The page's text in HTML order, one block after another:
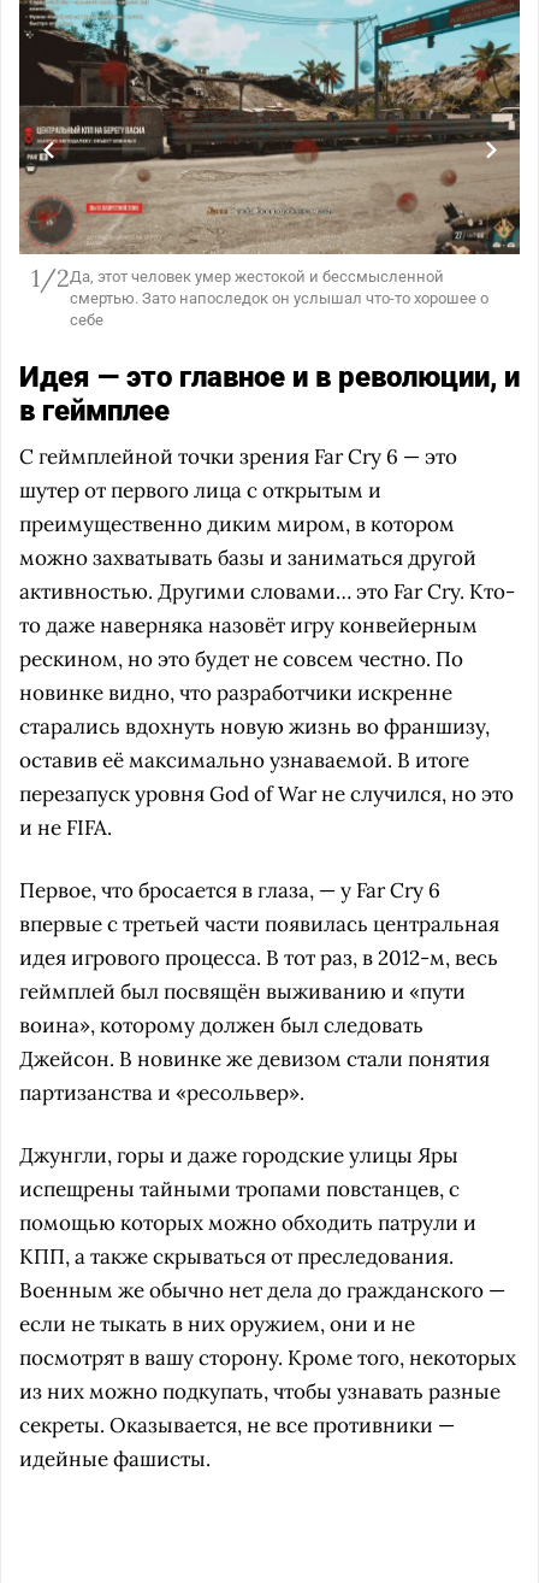
1/2Да, этот человек умер жестокой и бессмысленной
смертью. Зато напоследок он услышал что-то хорошее о
себе
Идея — это главное и в революции, и
в геймплее
С геймплейной точки зрения Far Cry 6 — это
шутер от первого лица с открытым и
преимущественно диким миром, в котором
можно захватывать базы и заниматься другой
активностью. Другими словами… это Far Cry. Кто-
то даже наверняка назовёт игру конвейерным
рескином, но это будет не совсем честно. По
новинке видно, что разработчики искренне
старались вдохнуть новую жизнь во франшизу,
оставив её максимально узнаваемой. В итоге
перезапуск уровня God of War не случился, но это
и не FIFA.
Первое, что бросается в глаза, — у Far Cry 6
впервые с третьей части появилась центральная
идея игрового процесса. В тот раз, в 2012-м, весь
геймплей был посвящён выживанию и «пути
воина», которому должен был следовать
Джейсон. В новинке же девизом стали понятия
партизанства и «ресольвер».
Джунгли, горы и даже городские улицы Яры
испещрены тайными тропами повстанцев, с
помощью которых можно обходить патрули и
КПП, а также скрываться от преследования.
Военным же обычно нет дела до гражданского —
если не тыкать в них оружием, они и не
посмотрят в вашу сторону. Кроме того, некоторых
из них можно подкупать, чтобы узнавать разные
секреты. Оказывается, не все противники —
идейные фашисты.